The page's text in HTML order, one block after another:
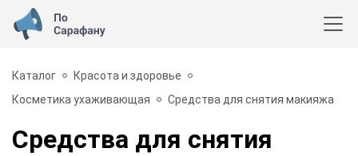
Каталог
Красота и здоровье
Косметика ухаживающая
Средства для снятия макияжа
Средства для снятия